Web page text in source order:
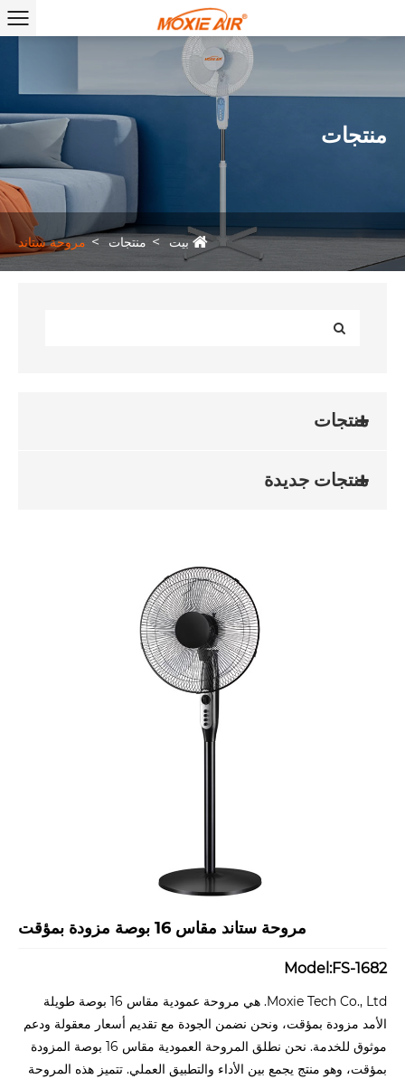
منتجات
بيت منتجات مروحة ستاند
منتجات
منتجات جديدة
مروحة ستاند مقاس 16 بوصة مزودة بمؤقت
Model:FS-1682
Moxie Tech Co., Ltd. هي مروحة عمودية مقاس 16 بوصة طويلة
الأمد مزودة بمؤقت، ونحن نضمن الجودة مع تقديم أسعار معقولة ودعم
موثوق للخدمة. نحن نطلق المروحة العمودية مقاس 16 بوصة المزودة
بمؤقت، وهو منتج يجمع بين الأداء والتطبيق العملي. تتميز هذه المروحة